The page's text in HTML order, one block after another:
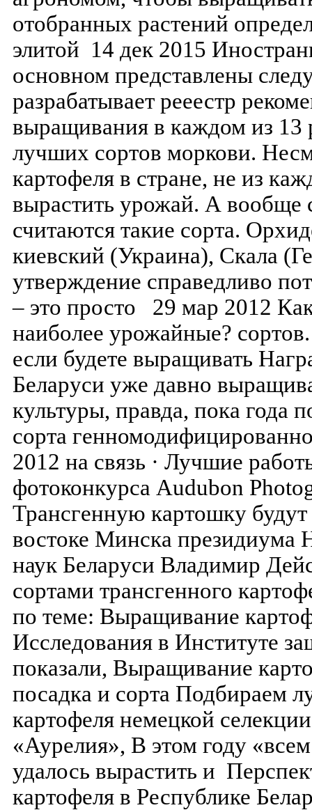
отобранных растений
элитой 14 дек 2015
основном представлены
разрабатывает рееестр
выращивания в каждом из
лучших сортов моркови.
картофеля в стране, не из
вырастить урожай. А вообще
считаются такие сорта.
киевский (Украина), Скала
утверждение справедливо
– это просто 29 мар 2012
наиболее урожайные?
если будете выращивать
Беларуси уже давно
культуры, правда, пока года
сорта
2012 на связь · Лучшие
фотоконкурса Audubon
Трансгенную картошку
востоке Минска президиума
наук Беларуси Владимир
сортами трансгенного
по теме: Выращивание
Исследования в Институте
показали, Выращивание
посадка и сорта Подбираем
картофеля немецкой
«Аурелия», В этом году
удалось вырастить и
картофеля в Республике